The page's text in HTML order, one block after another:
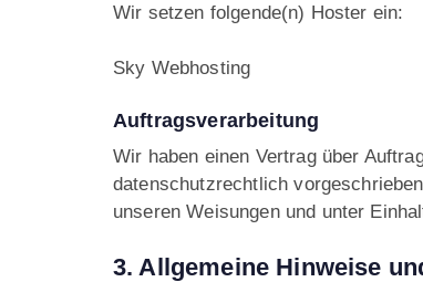
Wir setzen folgende(n) Hoster ein:
Sky Webhosting
Auftragsverarbeitung
Wir haben einen Vertrag über
datenschutzrechtlich
unseren Weisungen und unter
3. Allgemeine Hinweise